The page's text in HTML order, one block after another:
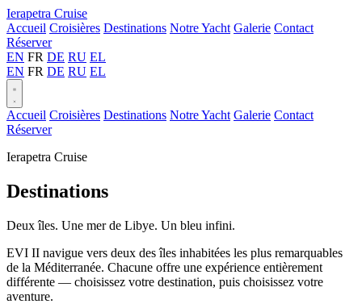
Ierapetra Cruise
Accueil Croisières Destinations Notre Yacht Galerie Contact
Réserver
EN FR DE RU EL
EN FR DE RU EL
Accueil Croisières Destinations Notre Yacht Galerie Contact
Réserver
Ierapetra Cruise
Destinations
Deux îles. Une mer de Libye. Un bleu infini.
EVI II navigue vers deux des îles inhabitées les plus remarquables
de la Méditerranée. Chacune offre une expérience entièrement
différente — choisissez votre destination, puis choisissez votre
aventure.